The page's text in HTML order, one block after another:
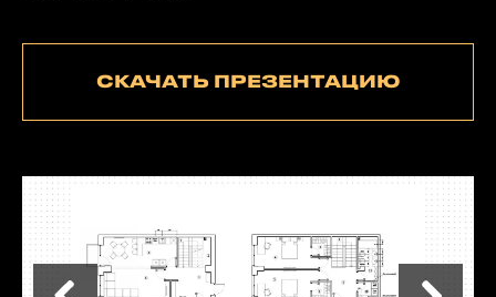
СКАЧАТЬ ПРЕЗЕНТАЦИЮ